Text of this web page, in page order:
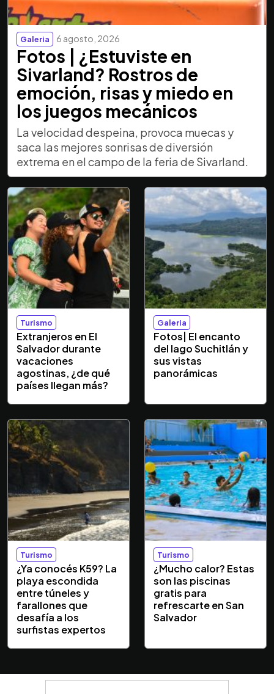
Galeria 6 agosto, 2026
Fotos | ¿Estuviste en
Sivarland? Rostros de
emoción, risas y miedo en
los juegos mecánicos
La velocidad despeina, provoca muecas y
saca las mejores sonrisas de diversión
extrema en el campo de la feria de Sivarland.
Turismo
Extranjeros en El
Salvador durante
vacaciones
agostinas, ¿de qué
países llegan más?
Galeria
Fotos| El encanto
del lago Suchitlán y
sus vistas
panorámicas
Turismo
¿Ya conocés K59? La
playa escondida
entre túneles y
farallones que
desafía a los
surfistas expertos
Turismo
¿Mucho calor? Estas
son las piscinas
gratis para
refrescarte en San
Salvador